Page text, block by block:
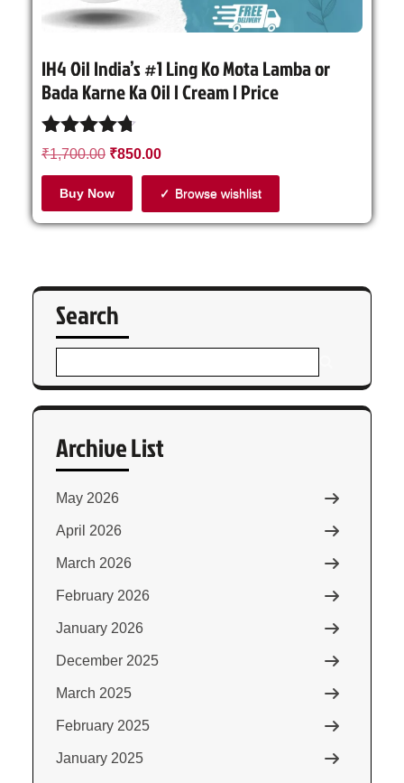
IH4 Oil India’s #1 Ling Ko Mota Lamba or
Bada Karne Ka Oil | Cream | Price
Rated
out of 5
₹1,700.00 ₹850.00
Buy Now Browse wishlist
Search
Archive List
May 2026
April 2026
March 2026
February 2026
January 2026
December 2025
March 2025
February 2025
January 2025